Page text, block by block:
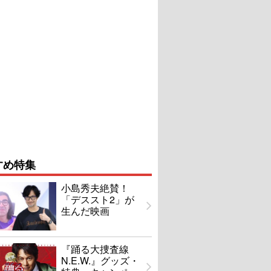
特集
小島秀夫絶賛！
「デススト2」が
生んだ映画
『踊る大捜査線
N.E.W.』グッズ・